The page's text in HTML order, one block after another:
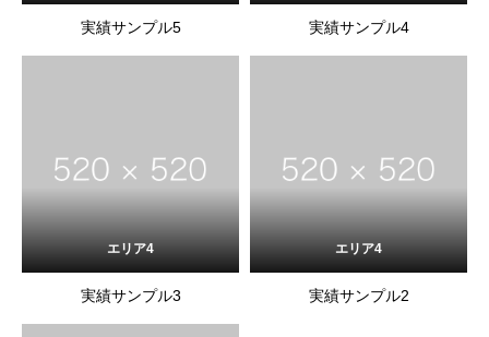
実績サンプル5 実績サンプル4
エリア4
実績サンプル3
エリア4
実績サンプル2